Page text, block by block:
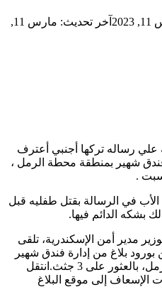
آخر تحديث: مارس 11,
علي رساله تركها أجنبي أعترف
فندق شهير بمنطقة محطة الرمل ،
.
في الرسالة بقتل طفليه قبل
بشكه الدائم فيها.
مدير أمن الإسكندرية، تلقى
بلاغ من إدارة فندق شهير
بشارع الشهداء بمنطقة محطة الرمل، بالعثور على 3 جثث.انتقل
إلى موقع البلاغ